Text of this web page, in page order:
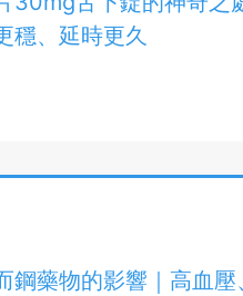
穩、延時更久
鋼藥物的影響｜高血壓